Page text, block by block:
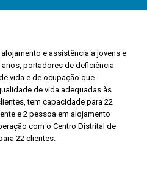
e assistência a jovens e
portadores de deficiência
vida e de ocupação que
de vida adequadas às
tem capacidade para 22
e 2 pessoa em alojamento
com o Centro Distrital de
22 clientes.